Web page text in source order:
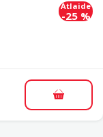
Atlaide
-25 %